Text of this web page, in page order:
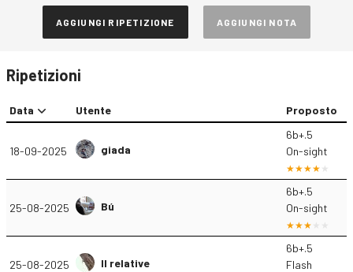
AGGIUNGI RIPETIZIONE AGGIUNGI NOTA
Ripetizioni
Data Utente Proposto
18-09-2025 giada
6b+.5
On-sight
25-08-2025 Bú
6b+.5
On-sight
25-08-2025 Il relative
6b+.5
Flash